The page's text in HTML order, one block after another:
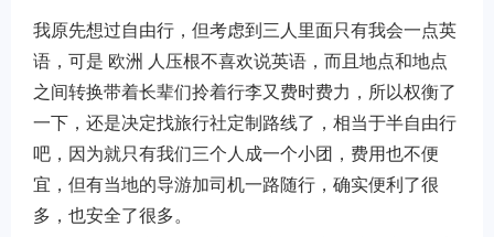
我原先想过自由行，但考虑到三人里面只有我会一点英
语，可是 欧洲 人压根不喜欢说英语，而且地点和地点
之间转换带着长辈们拎着行李又费时费力，所以权衡了
一下，还是决定找旅行社定制路线了，相当于半自由行
吧，因为就只有我们三个人成一个小团，费用也不便
宜，但有当地的导游加司机一路随行，确实便利了很
多，也安全了很多。